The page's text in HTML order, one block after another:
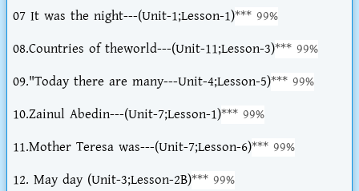
07 It was the night---(Unit-1;Lesson-1)*** 99%
08.Countries of theworld---(Unit-11;Lesson-3)*** 99%
09."Today there are many---Unit-4;Lesson-5)*** 99%
10.Zainul Abedin---(Unit-7;Lesson-1)*** 99%
11.Mother Teresa was---(Unit-7;Lesson-6)*** 99%
12. May day (Unit-3;Lesson-2B)*** 99%